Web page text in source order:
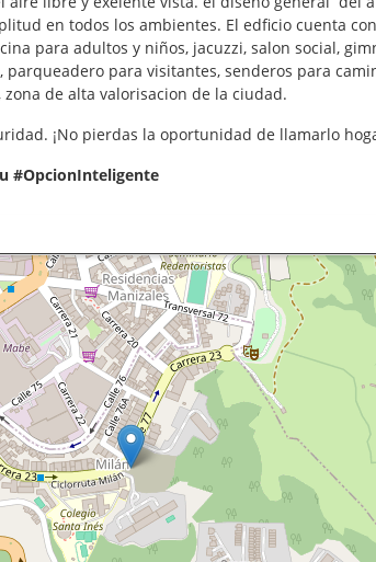
en todos los ambientes. El edficio cuenta
para adultos y niños, jacuzzi, salon social,
para visitantes, senderos para
de alta valorisacion de la ciudad.
¡No pierdas la oportunidad de llamarlo
#OpcionInteligente